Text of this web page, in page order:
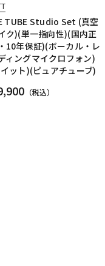
TUBE Studio Set (真空
ク)(単一指向性)(国内正
10年保証)(ボーカル・レ
ィングマイクロフォン)
ット)(ピュアチューブ)
（税込）